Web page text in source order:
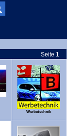
Seite 1
Werbetechnik